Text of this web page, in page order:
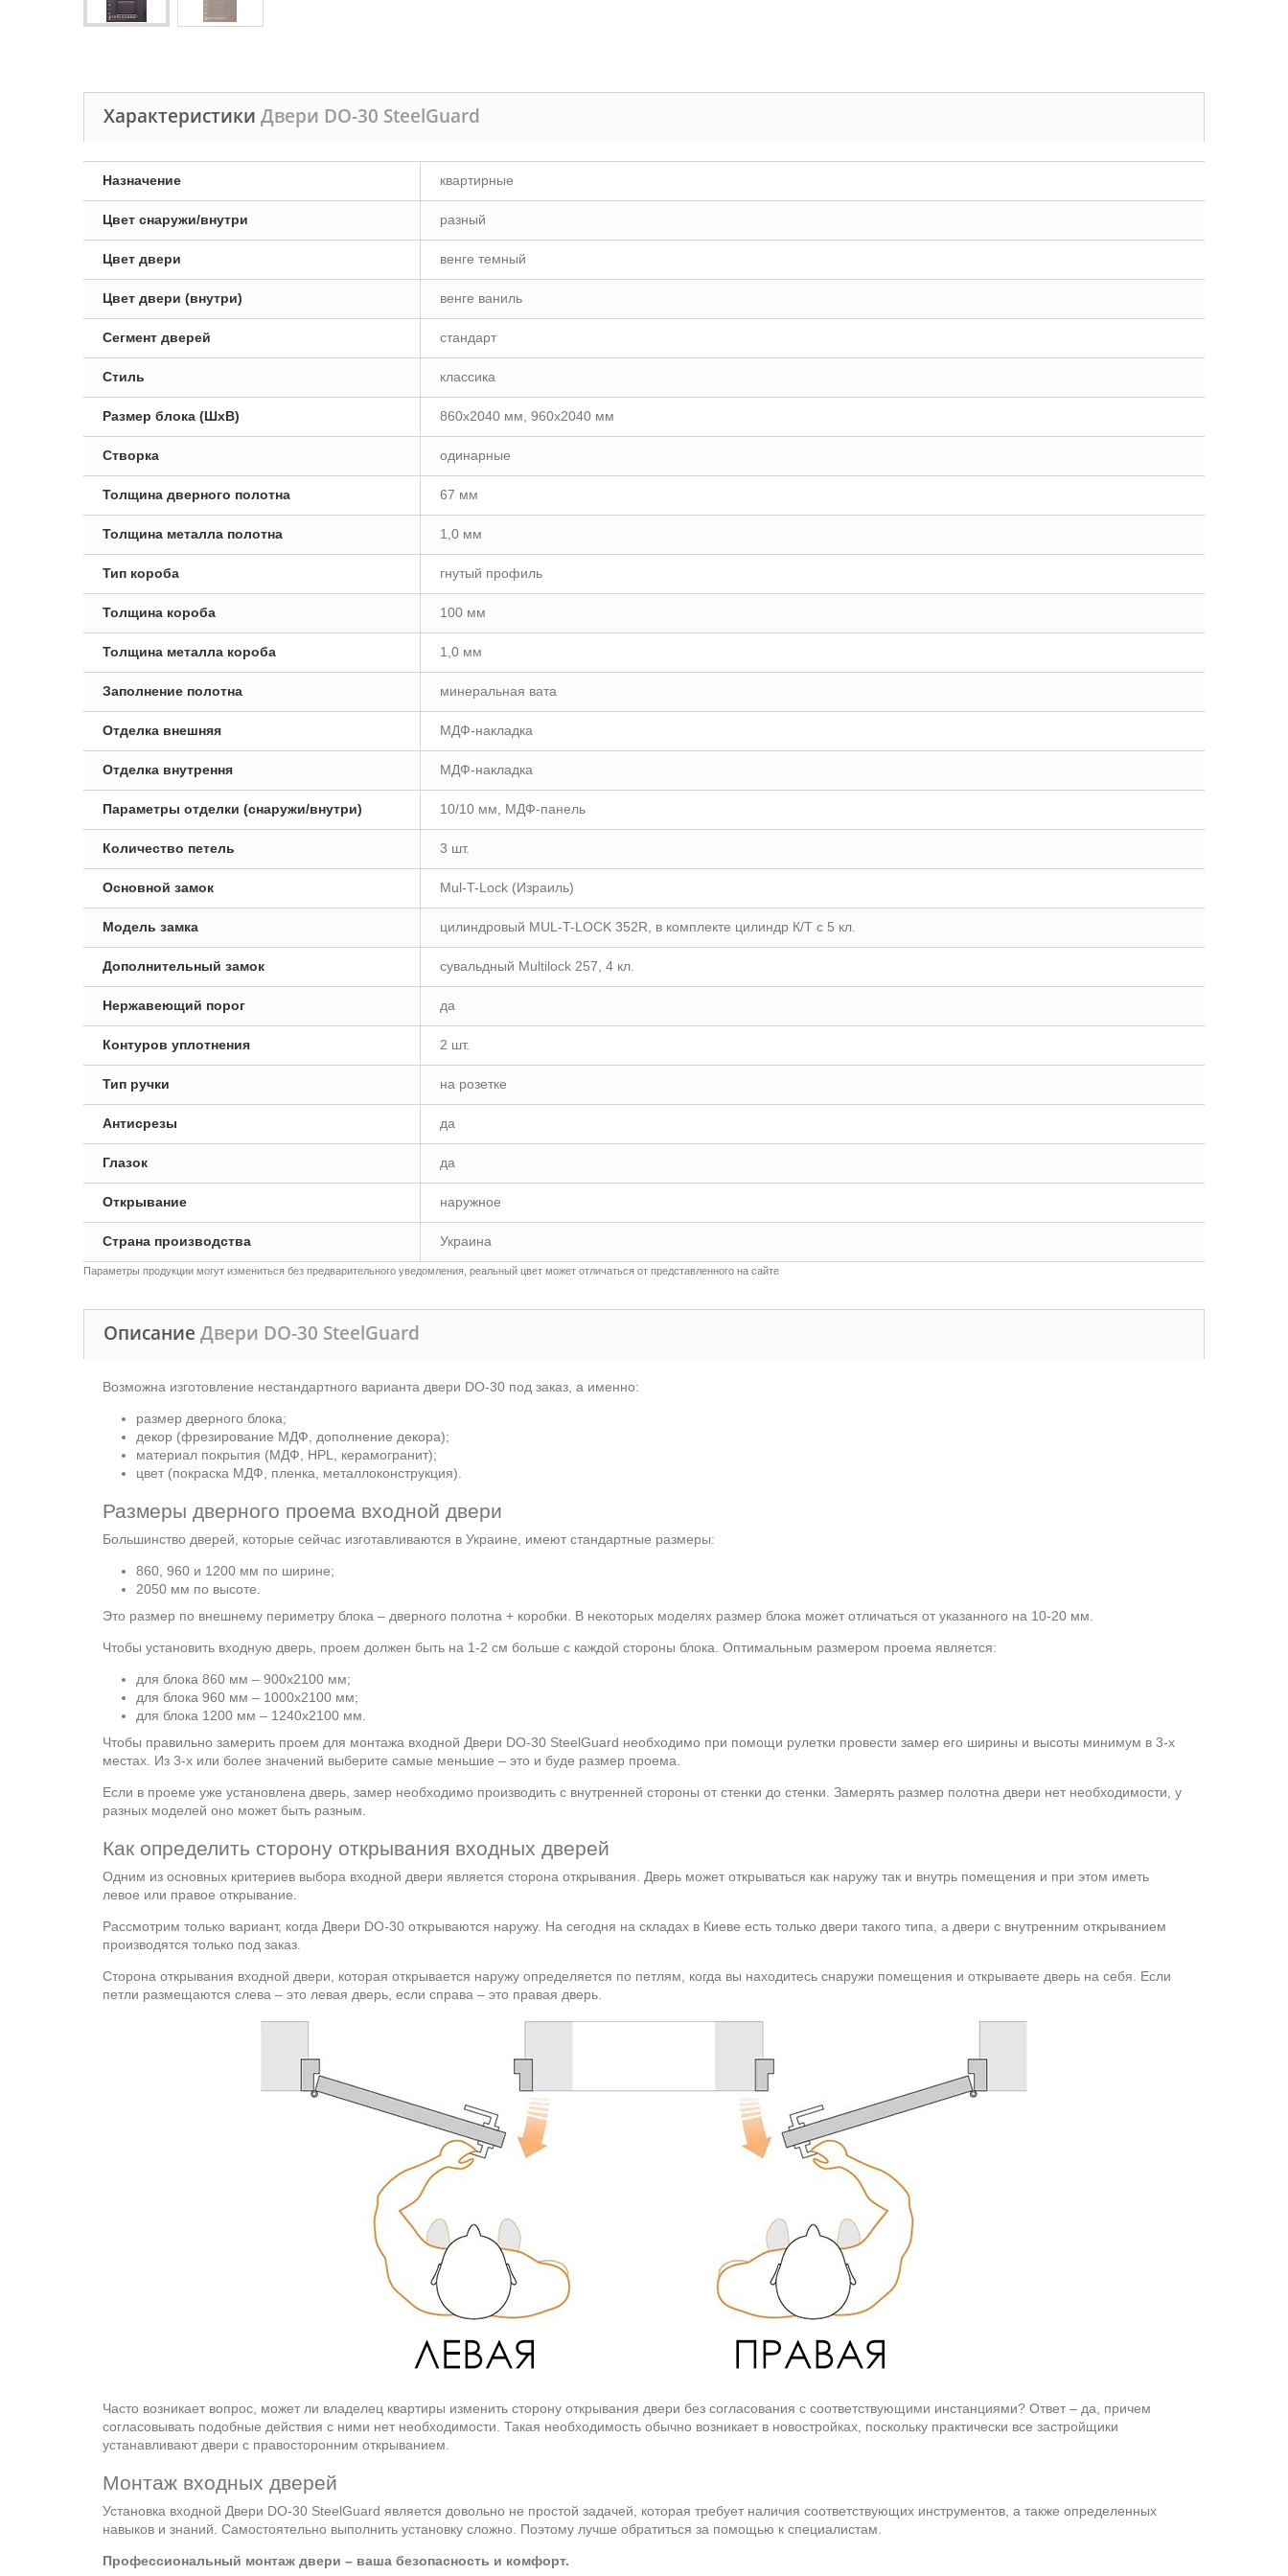
Характеристики Двери DO-30 SteelGuard
Назначение квартирные
Цвет снаружи/внутри разный
Цвет двери венге темный
Цвет двери (внутри) венге ваниль
Сегмент дверей стандарт
Стиль классика
Размер блока (ШxВ) 860х2040 мм, 960х2040 мм
Створка одинарные
Толщина дверного полотна 67 мм
Толщина металла полотна 1,0 мм
Тип короба гнутый профиль
Толщина короба 100 мм
Толщина металла короба 1,0 мм
Заполнение полотна минеральная вата
Отделка внешняя МДФ-накладка
Отделка внутрення МДФ-накладка
Параметры отделки (снаружи/внутри) 10/10 мм, МДФ-панель
Количество петель 3 шт.
Основной замок Mul-T-Lock (Израиль)
Модель замка цилиндровый MUL-T-LOCK 352R, в комплекте цилиндр К/Т с 5 кл.
Дополнительный замок сувальдный Multilock 257, 4 кл.
Нержавеющий порог да
Контуров уплотнения 2 шт.
Тип ручки на розетке
Антисрезы да
Глазок да
Открывание наружное
Страна производства Украина
Параметры продукции могут измениться без предварительного уведомления, реальный цвет может отличаться от представленного на сайте
Описание Двери DO-30 SteelGuard
Возможна изготовление нестандартного варианта двери DO-30 под заказ, а именно:
размер дверного блока;
декор (фрезирование МДФ, дополнение декора);
материал покрытия (МДФ, HPL, керамогранит);
цвет (покраска МДФ, пленка, металлоконструкция).
Размеры дверного проема входной двери
Большинство дверей, которые сейчас изготавливаются в Украине, имеют стандартные размеры:
860, 960 и 1200 мм по ширине;
2050 мм по высоте.
Это размер по внешнему периметру блока – дверного полотна + коробки. В некоторых моделях размер блока может отличаться от указанного на 10-20 мм.
Чтобы установить входную дверь, проем должен быть на 1-2 см больше с каждой стороны блока. Оптимальным размером проема является:
для блока 860 мм – 900х2100 мм;
для блока 960 мм – 1000х2100 мм;
для блока 1200 мм – 1240х2100 мм.
Чтобы правильно замерить проем для монтажа входной Двери DO-30 SteelGuard необходимо при помощи рулетки провести замер его ширины и высоты минимум в 3-х
местах. Из 3-х или более значений выберите самые меньшие – это и буде размер проема.
Если в проеме уже установлена дверь, замер необходимо производить с внутренней стороны от стенки до стенки. Замерять размер полотна двери нет необходимости, у
разных моделей оно может быть разным.
Как определить сторону открывания входных дверей
Одним из основных критериев выбора входной двери является сторона открывания. Дверь может открываться как наружу так и внутрь помещения и при этом иметь
левое или правое открывание.
Рассмотрим только вариант, когда Двери DO-30 открываются наружу. На сегодня на складах в Киеве есть только двери такого типа, а двери с внутренним открыванием
производятся только под заказ.
Сторона открывания входной двери, которая открывается наружу определяется по петлям, когда вы находитесь снаружи помещения и открываете дверь на себя. Если
петли размещаются слева – это левая дверь, если справа – это правая дверь.
Часто возникает вопрос, может ли владелец квартиры изменить сторону открывания двери без согласования с соответствующими инстанциями? Ответ – да, причем
согласовывать подобные действия с ними нет необходимости. Такая необходимость обычно возникает в новостройках, поскольку практически все застройщики
устанавливают двери с правосторонним открыванием.
Монтаж входных дверей
Установка входной Двери DO-30 SteelGuard является довольно не простой задачей, которая требует наличия соответствующих инструментов, а также определенных
навыков и знаний. Самостоятельно выполнить установку сложно. Поэтому лучше обратиться за помощью к специалистам.
Профессиональный монтаж двери – ваша безопасность и комфорт.